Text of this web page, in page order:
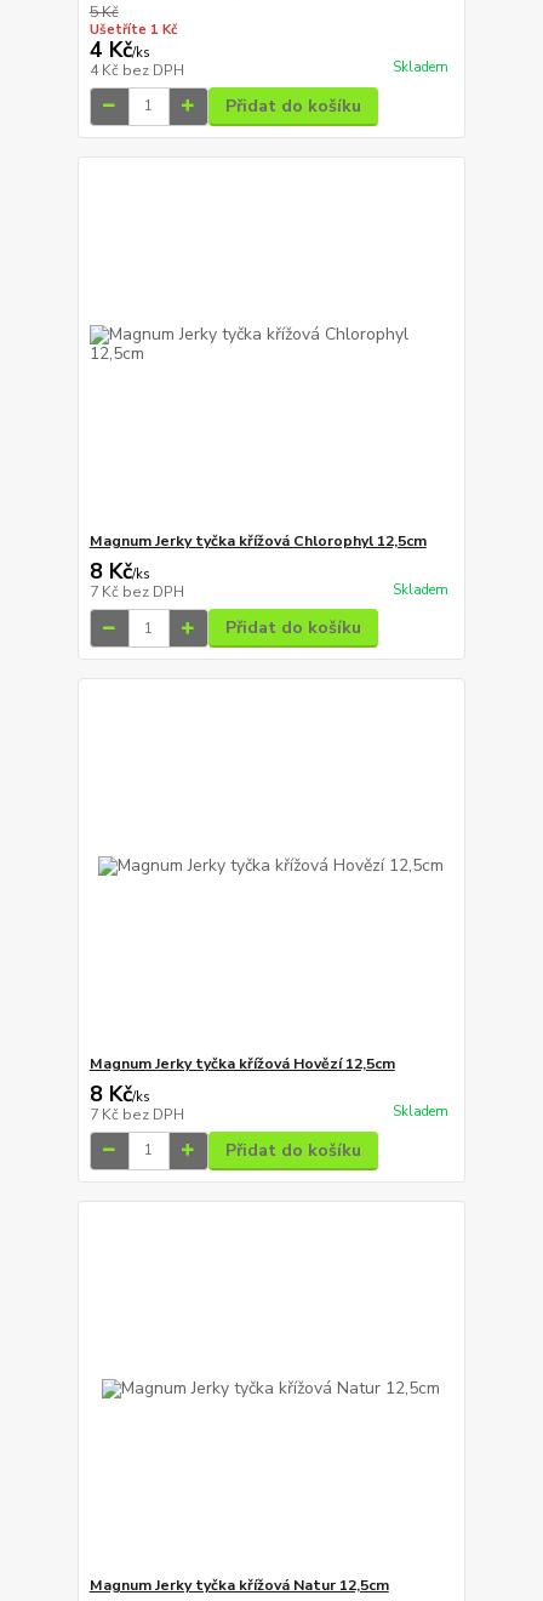
5 Kč
Ušetříte 1 Kč
4 Kč/ks
4 Kč bez DPH Skladem
Přidat do košíku
Magnum Jerky tyčka křížová Chlorophyl 12,5cm
8 Kč/ks
7 Kč bez DPH Skladem
Přidat do košíku
Magnum Jerky tyčka křížová Hovězí 12,5cm
8 Kč/ks
7 Kč bez DPH Skladem
Přidat do košíku
Magnum Jerky tyčka křížová Natur 12,5cm